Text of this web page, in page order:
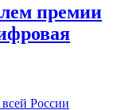
премии